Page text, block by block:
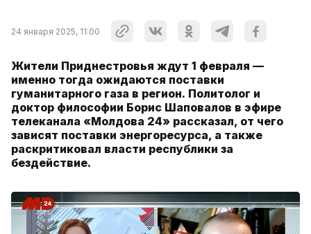
24 января 2025, 11:00
Жители Приднестровья ждут 1 февраля —
именно тогда ожидаются поставки
гуманитарного газа в регион. Политолог и
доктор философии Борис Шаповалов в эфире
телеканала «Молдова 24» рассказал, от чего
зависят поставки энергоресурса, а также
раскритиковал власти республики за
бездействие.